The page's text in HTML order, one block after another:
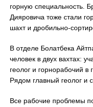
горную специальность.
Дияровича тоже стали
шахт и дробильно-
В отделе Болатбека
человек в двух вахтах:
геолог и горнорабочий в
Рядом главный геолог и
Все рабочие проблемы